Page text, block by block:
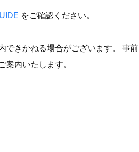
をご確認ください。
できかねる場合がございます。 事前
案内いたします。